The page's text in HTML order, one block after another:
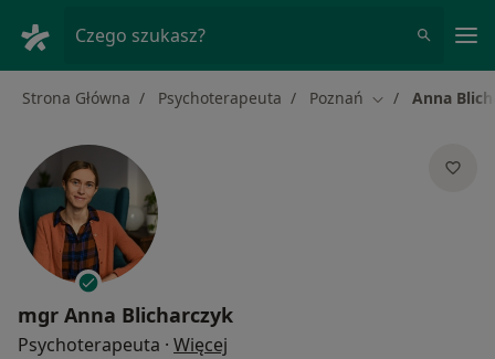
Czego szukasz?
Strona Główna Psychoterapeuta Poznań Zmień miasto
Anna
mgr Anna Blicharczyk
Psychoterapeuta · Więcej